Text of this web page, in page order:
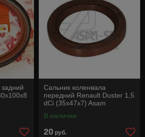
Сальник коленвала
передний Renault Duster 1,5
dCi (35x47x7) Asam
В наличии
20 руб.